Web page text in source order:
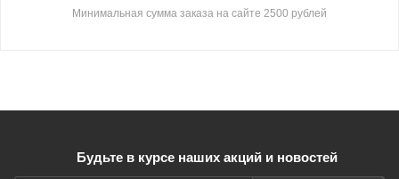
Минимальная сумма заказа на сайте 2500 рублей
Будьте в курсе наших акций и новостей